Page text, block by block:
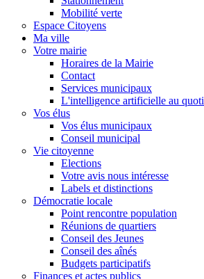
Mobilité verte
Espace Citoyens
Ma ville
Votre mairie
Horaires de la Mairie
Contact
Services municipaux
L'intelligence artificielle au
Vos élus
Vos élus municipaux
Conseil municipal
Vie citoyenne
Elections
Votre avis nous intéresse
Labels et distinctions
Démocratie locale
Point rencontre population
Réunions de quartiers
Conseil des Jeunes
Conseil des aînés
Budgets participatifs
Finances et actes publics